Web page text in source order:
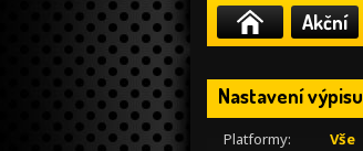
Akční
Nastavení výpisu
Platformy: Vše